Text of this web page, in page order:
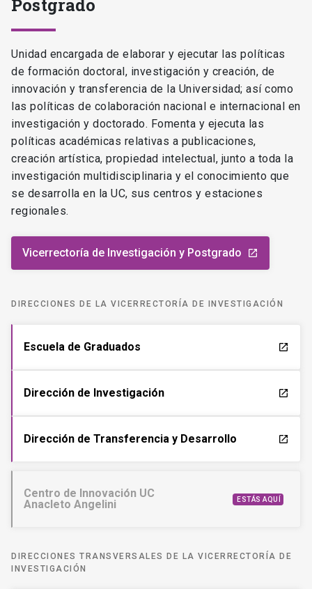
Postgrado
Unidad encargada de elaborar y ejecutar las políticas
de formación doctoral, investigación y creación, de
innovación y transferencia de la Universidad; así como
las políticas de colaboración nacional e internacional en
investigación y doctorado. Fomenta y ejecuta las
políticas académicas relativas a publicaciones,
creación artística, propiedad intelectual, junto a toda la
investigación multidisciplinaria y el conocimiento que
se desarrolla en la UC, sus centros y estaciones
regionales.
Vicerrectoría de Investigación y Postgrado launch
DIRECCIONES DE LA VICERRECTORÍA DE INVESTIGACIÓN
Escuela de Graduados launch
Dirección de Investigación launch
Dirección de Transferencia y Desarrollo launch
Centro de Innovación UC
Anacleto Angelini
ESTÁS AQUÍ
DIRECCIONES TRANSVERSALES DE LA VICERRECTORÍA DE
INVESTIGACIÓN